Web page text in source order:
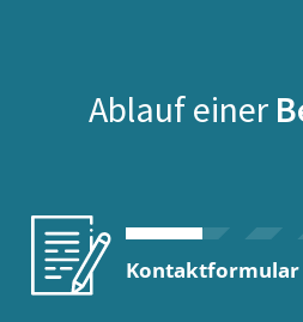
Ablauf einer
Kontaktformular